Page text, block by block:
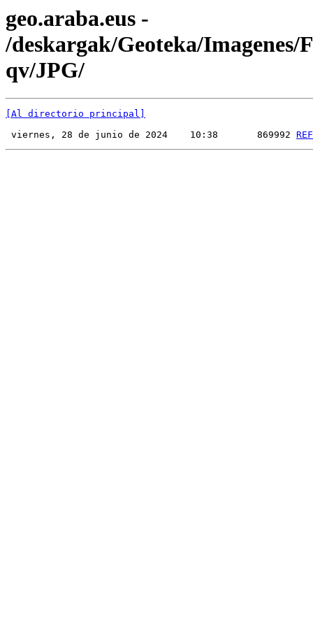
geo.araba.eus -
/deskargak/Geoteka/Imagenes/
qv/JPG/
[Al directorio principal]
viernes, 28 de junio de 2024    10:38       869992